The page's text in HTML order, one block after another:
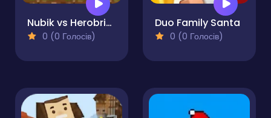
Nubik vs Herobrin's Army
0 (0 Голосів)
Duo Family Santa
0 (0 Голосів)